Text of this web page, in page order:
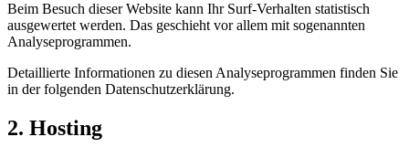
Beim Besuch dieser Website kann Ihr Surf-Verhalten statistisch
ausgewertet werden. Das geschieht vor allem mit sogenannten
Analyseprogrammen.
Detaillierte Informationen zu diesen Analyseprogrammen finden Sie
in der folgenden Datenschutzerklärung.
2. Hosting